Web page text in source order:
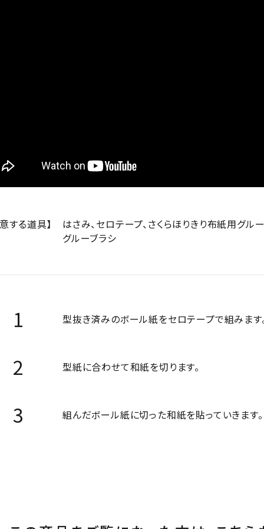
する道具】
はさみ、セロテープ、さくらほりきり布紙用グル
グルーブラシ
型抜き済みのボール紙をセロテープで組みます
型紙に合わせて和紙を切ります。
組んだボール紙に切った和紙を貼っていきます。